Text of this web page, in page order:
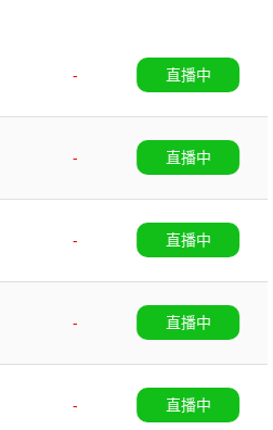
-
直播中
-
直播中
-
直播中
-
直播中
-
直播中